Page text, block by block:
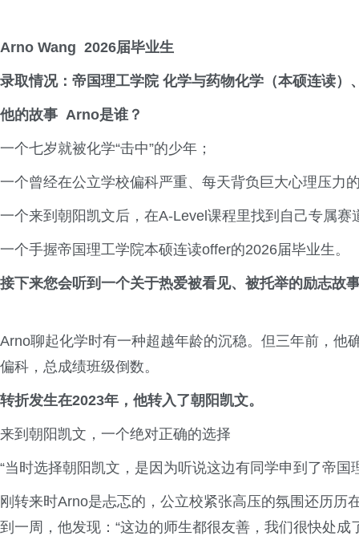
Arno Wang 2026届毕业生
录取情况： 帝国理工学院 化学与药物化学（本硕连读）
他的故事 Arno是谁？
一个七岁就被化学“击中”的少年；
一个曾经在公立学校偏科严重、每天背负巨大心理压力
一个来到朝阳凯文后，在A-Level课程里找到自己专属
一个手握帝国理工学院本硕连读offer的2026届毕业生。
接下来您会听到一个关于热爱被看见、被托举的励志故
Arno聊起化学时有一种超越年龄的沉稳。但三年前，
偏科，总成绩班级倒数。
转折发生在2023年，他转入了朝阳凯文。
来到朝阳凯文，一个绝对正确的选择
“当时选择朝阳凯文，是因为听说这边有同学申到了帝国
刚转来时Arno是忐忑的，公立校紧张高压的氛围还历历
到一周，他发现：“这边的师生都很友善，我们很快处成